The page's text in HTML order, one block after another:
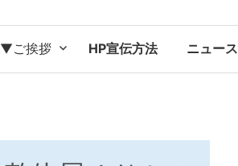
▼ご挨拶 HP宣伝方法 ニュース